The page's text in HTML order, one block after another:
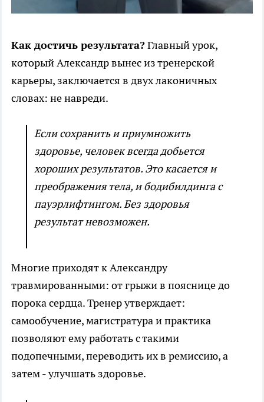
Как достичь результата?Главный урок,
который Александр вынес из тренерской
карьеры, заключается в двух лаконичных
словах: не навреди.
Если сохранить и приумножить
здоровье, человек всегда добьется
хороших результатов. Это касается и
преображения тела, и бодибилдинга с
пауэрлифтингом. Без здоровья
результат невозможен.
Многие приходят к Александру
травмированными: от грыжи в пояснице до
порока сердца. Тренер утверждает:
самообучение, магистратура и практика
позволяют ему работать с такими
подопечными, переводить их в ремиссию, а
затем - улучшать здоровье.